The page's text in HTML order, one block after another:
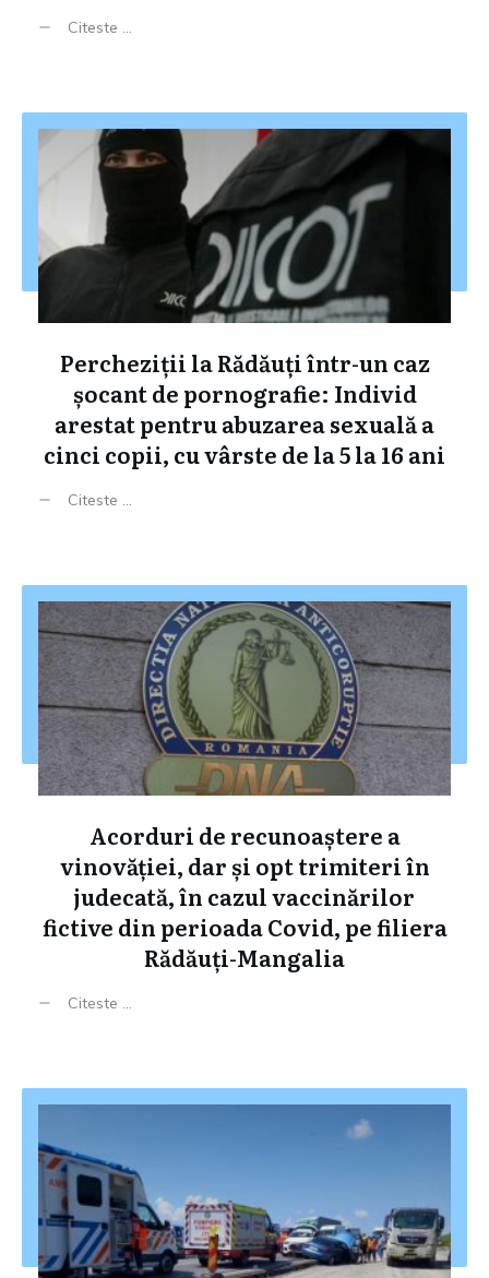
Citeste ...
Percheziții la Rădăuți într-un caz
șocant de pornografie: Individ
arestat pentru abuzarea sexuală a
cinci copii, cu vârste de la 5 la 16 ani
Citeste ...
Acorduri de recunoaștere a
vinovăției, dar și opt trimiteri în
judecată, în cazul vaccinărilor
fictive din perioada Covid, pe filiera
Rădăuți-Mangalia
Citeste ...